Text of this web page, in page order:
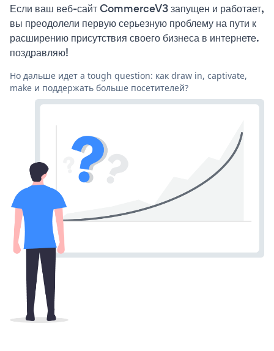
Если ваш веб-сайт CommerceV3 запущен и работает,
вы преодолели первую серьезную проблему на пути к
расширению присутствия своего бизнеса в интернете.
поздравляю!
Но дальше идет a tough question: как draw in, captivate,
make и поддержать больше посетителей?